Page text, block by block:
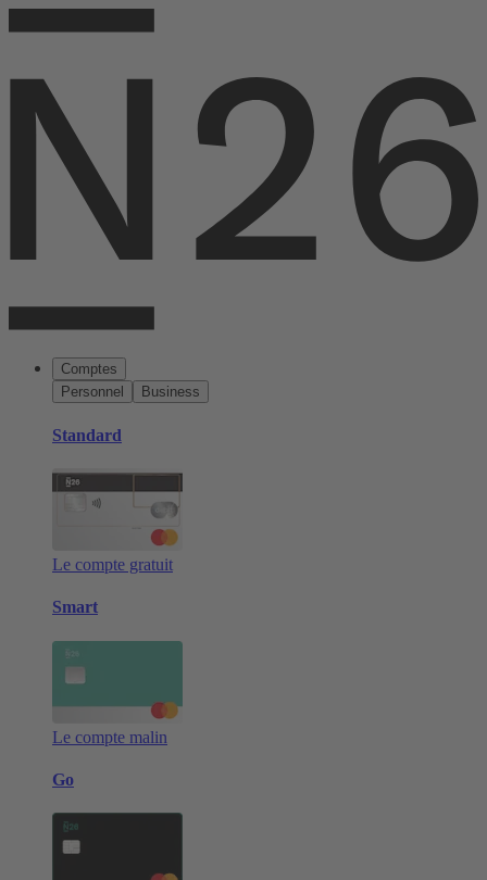
Comptes
Personnel
Business
Standard
Le compte gratuit
Smart
Le compte malin
Go